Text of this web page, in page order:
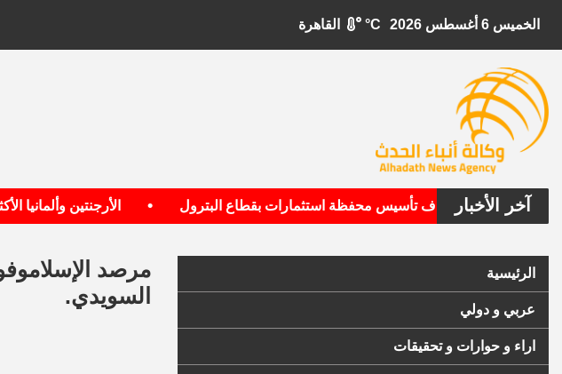
الخميس 6 أغسطس 2026 °C
آخر الأخبار
الأمريكية تستهدف تأسيس محفظة استثمارات بقطاع البترول الأرجنتين وألمانيا
الرئيسية
عربي و دولي
اراء و حوارات و تحقيقات
مرصد
السويدي.